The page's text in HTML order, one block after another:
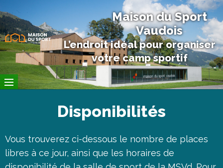
Maison du Sport
Vaudois
L’endroit idéal pour organiser
votre camp sportif
Disponibilités
Vous trouverez ci-dessous le nombre de places
libres à ce jour, ainsi que les horaires de